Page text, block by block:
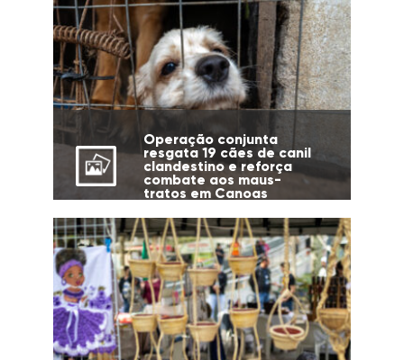
Operação conjunta
resgata 19 cães de canil
clandestino e reforça
combate aos maus-
tratos em Canoas